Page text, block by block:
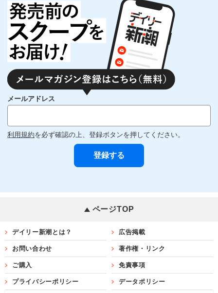
メールアドレス
利用規約を必ず確認の上、登録ボタンを押してください。
ページTOP
デイリー新潮とは？ 広告掲載
お問い合わせ 著作権・リンク
ご購入 免責事項
プライバシーポリシー データポリシー